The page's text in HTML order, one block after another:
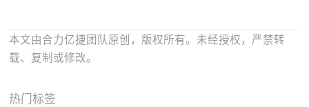
本文由合力亿捷团队原创，版权所有。未经授权，严禁转
载、复制或修改。
热门标签